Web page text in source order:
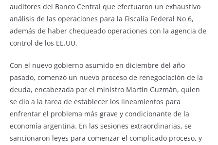
auditores del Banco Central que efectuaron un exhaustivo
análisis de las operaciones para la Fiscalía Federal No 6,
además de haber chequeado operaciones con la agencia de
control de los EE.UU.
Con el nuevo gobierno asumido en diciembre del año
pasado, comenzó un nuevo proceso de renegociación de la
deuda, encabezada por el ministro Martín Guzmán, quien
se dio a la tarea de establecer los lineamientos para
enfrentar el problema más grave y condicionante de la
economía argentina. En las sesiones extraordinarias, se
sancionaron leyes para comenzar el complicado proceso, y